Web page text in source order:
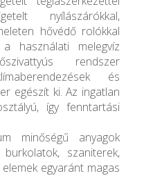
nyílászárókkal,
hővédő rolókkal
használati melegvíz
rendszer
és
egészít ki. Az ingatlan
így fenntartási
minőségű anyagok
szaniterek,
egyaránt magas